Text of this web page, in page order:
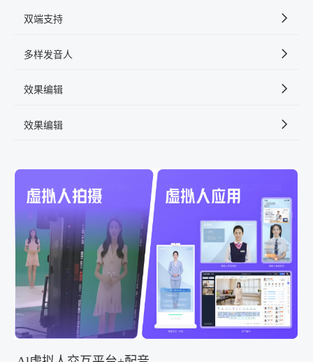
双端支持
多样发音人
效果编辑
效果编辑